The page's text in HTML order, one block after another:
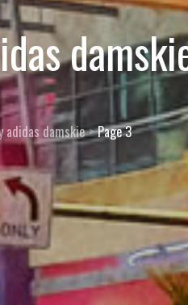
adidas damskie Page 3